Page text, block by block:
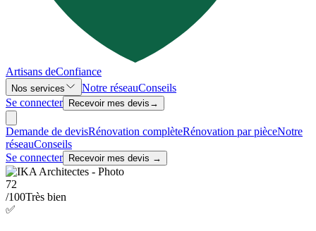
Artisans deConfiance
Nos services Notre réseauConseils
Se connecter
Recevoir mes devis →
Demande de devisRénovation complèteRénovation par pièceNotre
réseauConseils
Se connecter
Recevoir mes devis →
72
/100Très bien
✅